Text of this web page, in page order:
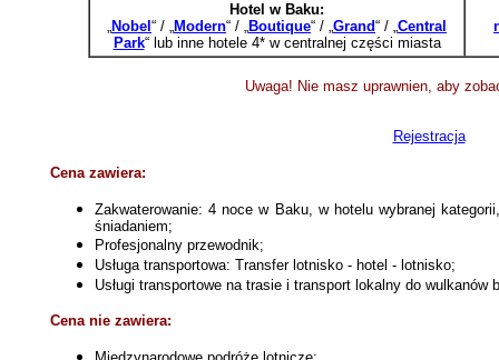
Hotel w Baku:
„Nobel “ / „Modern“ / „Boutique“ / „Grand“ / „Central
Park“ lub inne hotele 4* w centralnej części miasta
Uwaga! Nie masz uprawnien, aby
Rejestracja
Cena zawiera:
Zakwaterowanie: 4 noce w Baku, w hotelu wybranej
śniadaniem;
Profesjonalny przewodnik;
Usługa transportowa: Transfer lotnisko - hotel - lotnisko;
Usługi transportowe na trasie i transport lokalny do wulkanów
Cena nie zawiera: